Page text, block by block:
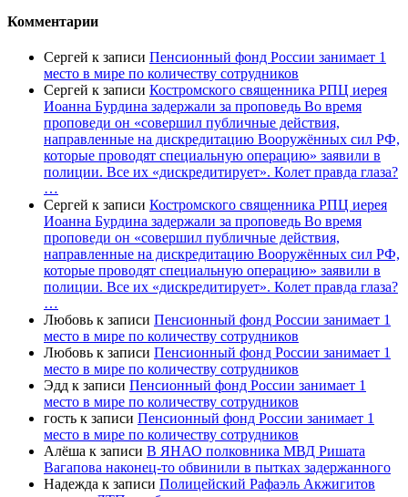
Комментарии
Сергей к записи Пенсионный фонд России занимает 1
место в мире по количеству сотрудников
Сергей к записи Костромского священника РПЦ иерея
Иоанна Бурдина задержали за проповедь Во время
проповеди он «совершил публичные действия,
направленные на дискредитацию Вооружённых сил РФ,
которые проводят специальную операцию» заявили в
полиции. Все их «дискредитирует». Колет правда глаза?
…
Сергей к записи Костромского священника РПЦ иерея
Иоанна Бурдина задержали за проповедь Во время
проповеди он «совершил публичные действия,
направленные на дискредитацию Вооружённых сил РФ,
которые проводят специальную операцию» заявили в
полиции. Все их «дискредитирует». Колет правда глаза?
…
Любовь к записи Пенсионный фонд России занимает 1
место в мире по количеству сотрудников
Любовь к записи Пенсионный фонд России занимает 1
место в мире по количеству сотрудников
Эдд к записи Пенсионный фонд России занимает 1
место в мире по количеству сотрудников
гость к записи Пенсионный фонд России занимает 1
место в мире по количеству сотрудников
Алёша к записи В ЯНАО полковника МВД Ришата
Вагапова наконец-то обвинили в пытках задержанного
Надежда к записи Полицейский Рафаэль Акжигитов